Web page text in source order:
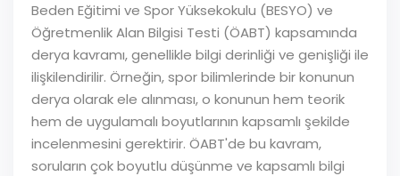
Beden Eğitimi ve Spor Yüksekokulu (BESYO) ve
Öğretmenlik Alan Bilgisi Testi (ÖABT) kapsamında
derya kavramı, genellikle bilgi derinliği ve genişliği ile
ilişkilendirilir. Örneğin, spor bilimlerinde bir konunun
derya olarak ele alınması, o konunun hem teorik
hem de uygulamalı boyutlarının kapsamlı şekilde
incelenmesini gerektirir. ÖABT'de bu kavram,
soruların çok boyutlu düşünme ve kapsamlı bilgi